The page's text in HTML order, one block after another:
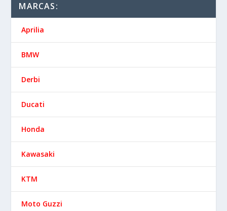
MARCAS:
Aprilia
BMW
Derbi
Ducati
Honda
Kawasaki
KTM
Moto Guzzi